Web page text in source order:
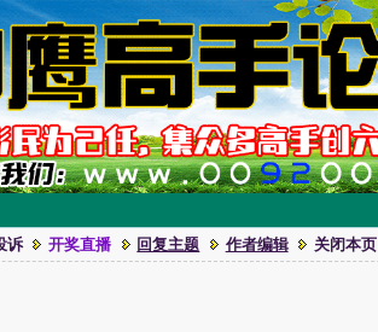
诉 开奖直播 回复主题 作者编辑 关闭本页